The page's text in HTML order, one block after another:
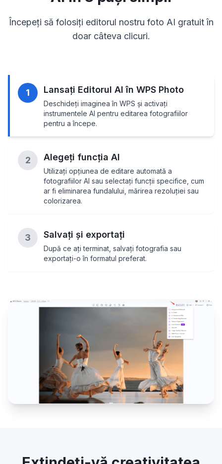
Începeți să folosiți editorul nostru foto AI gratuit în
doar câteva clicuri.
1 Lansați Editorul AI în WPS Photo
Deschideți imaginea în WPS și activați
instrumentele AI pentru editarea fotografiilor
pentru a începe.
2 Alegeți funcția AI
Utilizați opțiunea de editare automată a
fotografiilor AI sau selectați funcții specifice, cum
ar fi eliminarea fundalului, mărirea rezoluției sau
colorizarea.
3 Salvați și exportați
După ce ați terminat, salvați fotografia sau
exportați-o în formatul preferat.